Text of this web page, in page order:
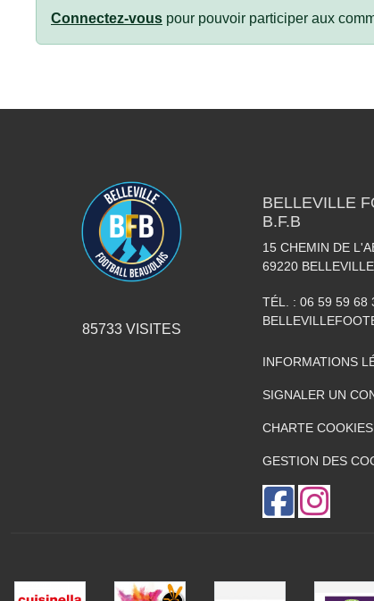
Connectez-vous pour pouvoir participer aux
85733VISITES
BELLEVILLE
B.F.B
15 CHEMIN DE
69220 BELLEVILLE
TÉL. : 06 59 59 68
INFORMATIONS
SIGNALER UN
CHARTE COOKIES
GESTION DES